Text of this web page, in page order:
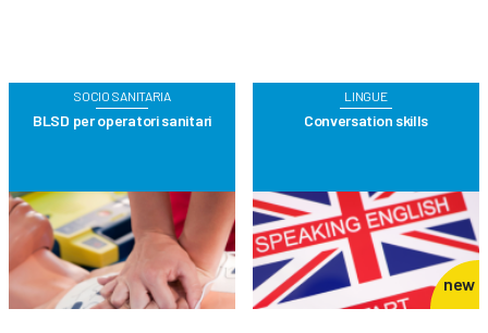
SOCIO SANITARIA
BLSD per operatori sanitari
LINGUE
Conversation skills
new